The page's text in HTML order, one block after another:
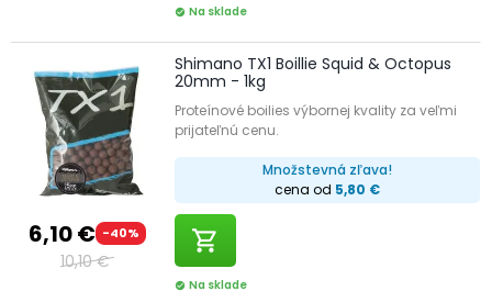
check_circle Na sklade
6,10 € -40%
10,10 €
Shimano TX1 Boillie Squid & Octopus
20mm - 1kg
Proteínové boilies výbornej kvality za veľmi
prijateľnú cenu.
Množstevná zľava!
cena od 5,80 €
shopping_cart
check_circle Na sklade